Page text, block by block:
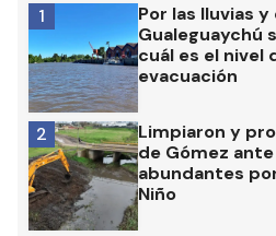
Por las lluvias
Gualeguaychú
cuál es el nivel
evacuación
1
Limpiaron y
de Gómez
abundantes
Niño
2